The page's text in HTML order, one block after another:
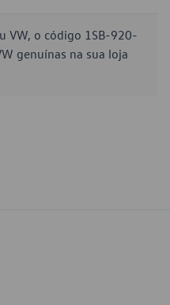
VW, o código 1SB-920-
genuínas na sua loja